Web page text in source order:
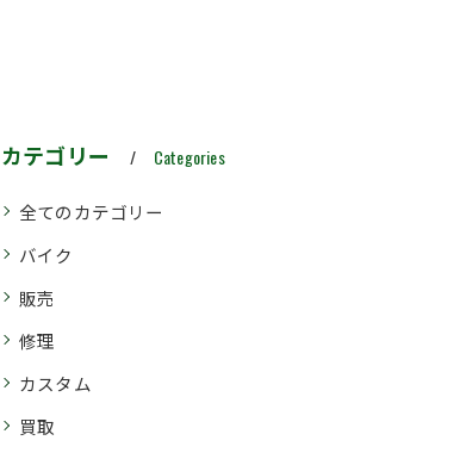
カテゴリー Categories
全てのカテゴリー
バイク
販売
修理
カスタム
買取